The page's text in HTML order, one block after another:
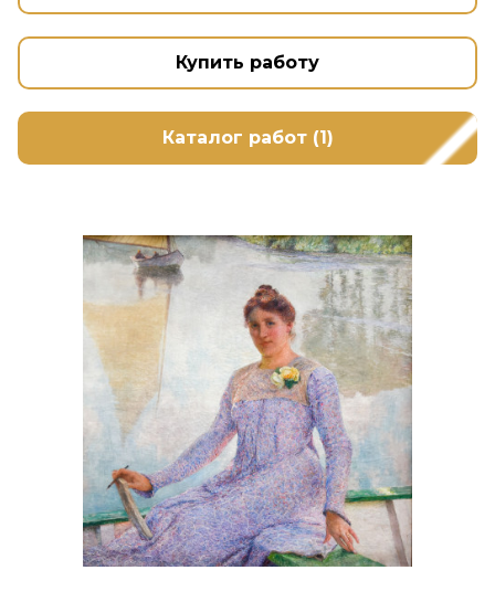
Купить работу
Каталог работ (1)